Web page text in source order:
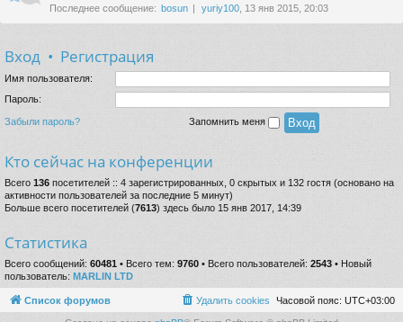
Последнее сообщение: bosun yuriy100 , 13 янв 2015, 20:03
Вход • Регистрация
Имя пользователя:
Пароль:
Забыли пароль? Запомнить меня
Кто сейчас на конференции
Всего 136 посетителей :: 4 зарегистрированных, 0 скрытых и 132 гостя (основано на
активности пользователей за последние 5 минут)
Больше всего посетителей (7613) здесь было 15 янв 2017, 14:39
Статистика
Всего сообщений: 60481 • Всего тем: 9760 • Всего пользователей: 2543 • Новый
пользователь: MARLIN LTD
Список форумов Часовой пояс: UTC+03:00
Удалить cookies